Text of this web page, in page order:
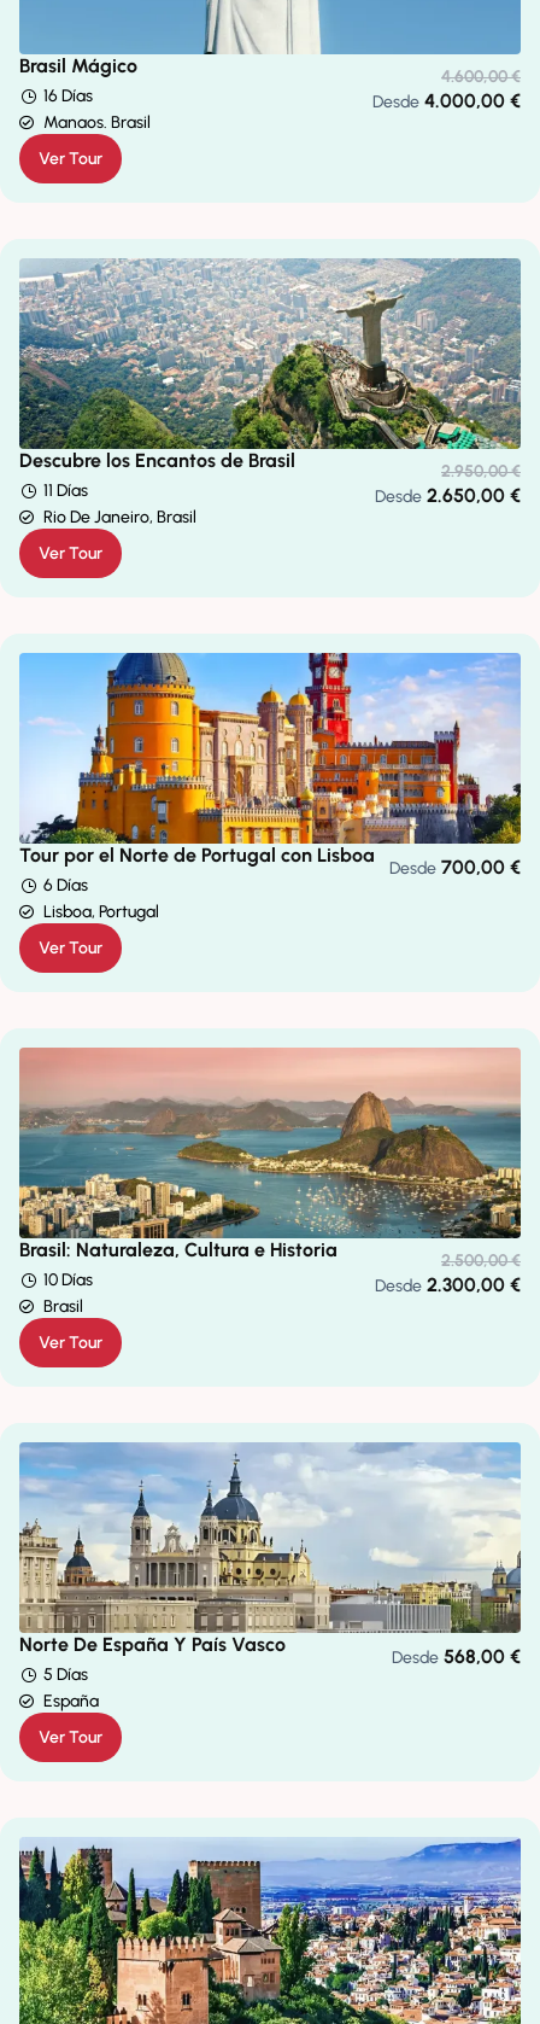
Brasil Mágico
16 Días
Manaos. Brasil
4.600,00€
Desde 4.000,00 €
Ver Tour
Descubre los Encantos de Brasil
11 Días
Rio De Janeiro, Brasil
2.950,00€
Desde 2.650,00 €
Ver Tour
Tour por el Norte de Portugal con Lisboa
6 Días
Lisboa, Portugal
Desde 700,00 €
Ver Tour
Brasil: Naturaleza, Cultura e Historia
10 Días
Brasil
2.500,00€
Desde 2.300,00 €
Ver Tour
Norte De España Y País Vasco
5 Días
España
Desde 568,00 €
Ver Tour